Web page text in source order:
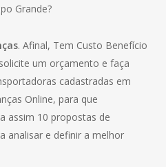
Grande?
. Afinal, Tem Custo Benefício
um orçamento e faça
cadastradas em
Online, para que
assim 10 propostas de
analisar e definir a melhor